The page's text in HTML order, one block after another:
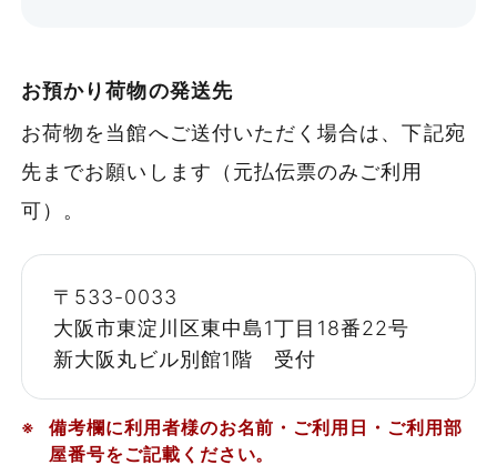
全熱交換システム・換気窓設置
喫煙所あり
フォトギャラリー
BCタイプ
¥54,395
詳細を見る
い。
A
8：00～20：00 でご利用いただ
【特記事項】
時間ごとのパック制でのご案内となりま
す。準備・後片付けのお時間も含めご予約
ください。
お預かり荷物の発送先
お荷物を当館へご送付いただく場合は、下記宛
先までお願いします（元払伝票のみご利用
可）。
〒533-0033
大阪市東淀川区東中島1丁目18番22号
新大阪丸ビル別館1階 受付
備考欄に利用者様のお名前・ご利用日・ご利用部
屋番号をご記載ください。